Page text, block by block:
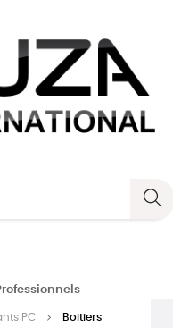
PC Boitiers